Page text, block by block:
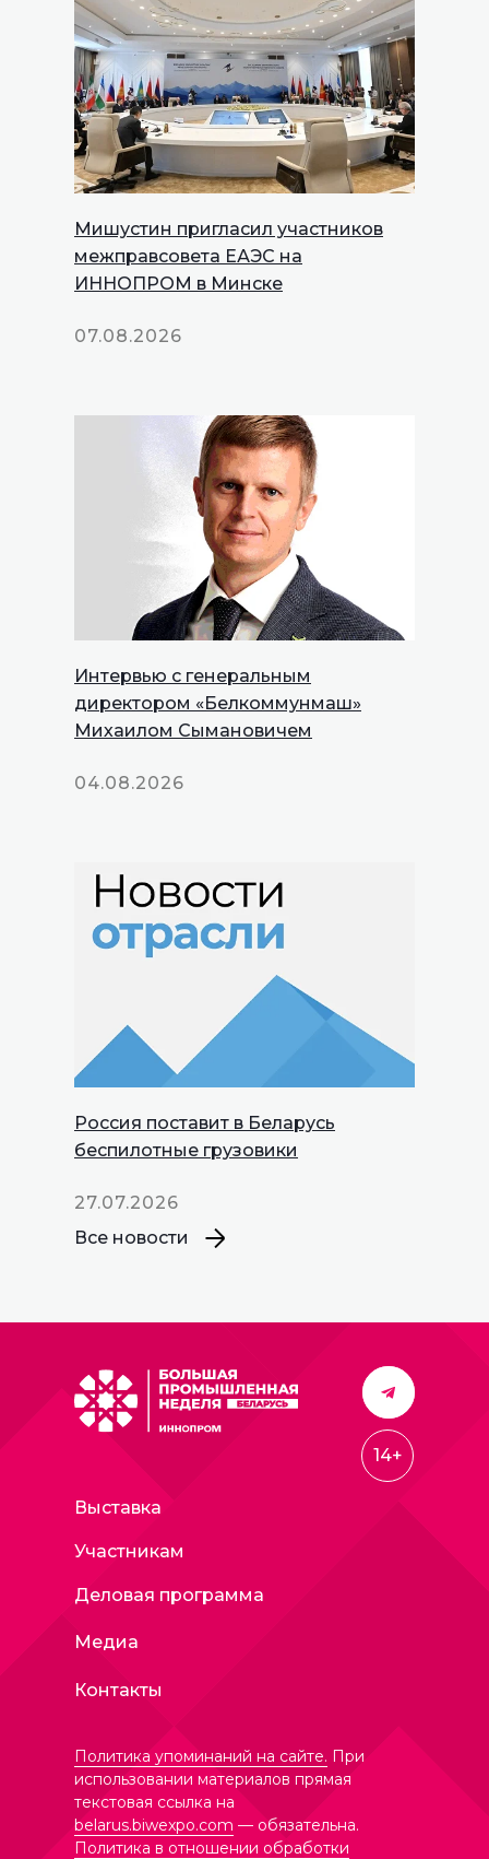
Мишустин пригласил участников
межправсовета ЕАЭС на
ИННОПРОМ в Минске
07.08.2026
Интервью с генеральным
директором «Белкоммунмаш»
Михаилом Сымановичем
04.08.2026
Россия поставит в Беларусь
беспилотные грузовики
27.07.2026
Все новости
Политика упоминаний на сайте. При
использовании материалов прямая
текстовая ссылка на
belarus.biwexpo.com — обязательна.
Политика в отношении обработки
Выставка
Участникам
Деловая программа
Медиа
Контакты
14+